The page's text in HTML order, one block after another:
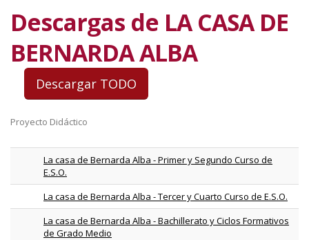
Descargas de LA CASA DE
BERNARDA ALBA
Proyecto Didáctico
La casa de Bernarda Alba - Primer y Segundo Curso de
E.S.O.
La casa de Bernarda Alba - Tercer y Cuarto Curso de E.S.O.
La casa de Bernarda Alba - Bachillerato y Ciclos Formativos
de Grado Medio